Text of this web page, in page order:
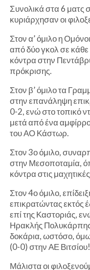
Συνολικά στα 6 ματς
κυριάρχησαν οι
Στον α’ όμιλο η
από δύο γκολ σε κάθε
κόντρα στην
πρόκρισης.
Στον β’ όμιλο τα
στην επανάληψη
0-2, ενώ στο τοπικό
μετά από ένα
του ΑΟ Κάστωρ.
Στον 3ο όμιλο,
στην Μεσοποταμία,
κόντρα στις
Στον 4ο όμιλο,
επικρατώντας εκτός
επί της Καστοριάς,
Ηρακλής
δοκάρια, ωστόσο,
(0-0) στην ΑΕ Βιτσίου!
Μάλιστα οι